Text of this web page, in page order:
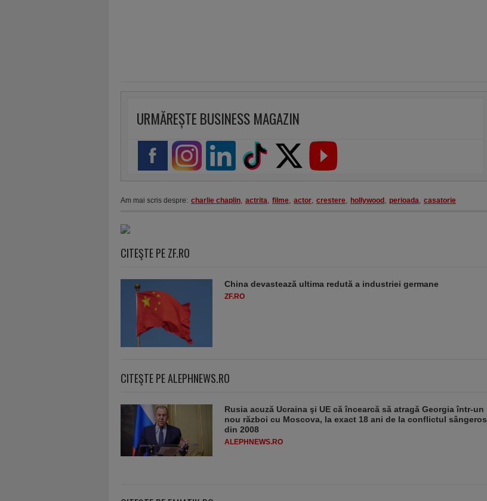
URMĂREȘTE BUSINESS MAGAZIN
Am mai scris despre: charlie chaplin, actrita, filme, actor, crestere, hollywood , perioada, casatorie
CITEŞTE PE ZF.RO
China devastează ultima redută a industriei germane
ZF.RO
CITEŞTE PE ALEPHNEWS.RO
Rusia acuză Ucraina şi UE că încearcă să atragă Georgia într-un
nou război cu Moscova, la exact 18 ani de la conflictul sângeros
din 2008
ALEPHNEWS.RO